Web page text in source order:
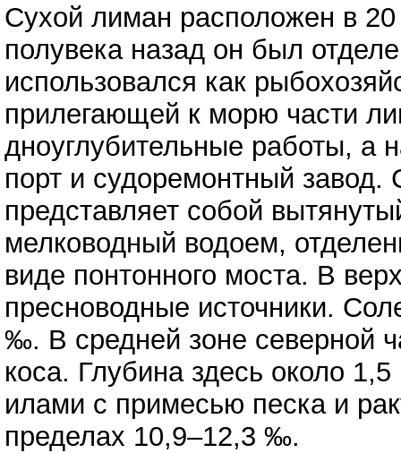
Сухой лиман расположен в
полувека назад он был
использовался как
прилегающей к морю части
дноуглубительные работы, а
порт и судоремонтный завод.
представляет собой
мелководный водоем,
виде понтонного моста. В
пресноводные источники.
‰. В средней зоне северной
коса. Глубина здесь около
илами с примесью песка и
пределах 10,9–12,3 ‰.